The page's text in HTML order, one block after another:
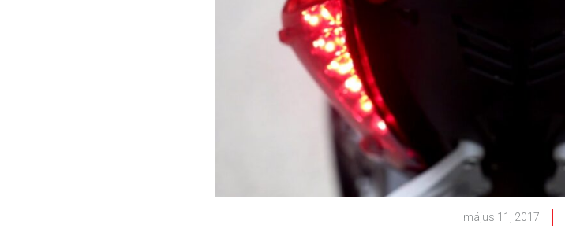
május 11, 2017